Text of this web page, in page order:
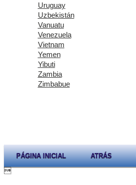
Uruguay
Uzbekistán
Vanuatu
Venezuela
Vietnam
Yemen
Yibuti
Zambia
Zimbabue
PÁGINA INICIAL ATRÁS
